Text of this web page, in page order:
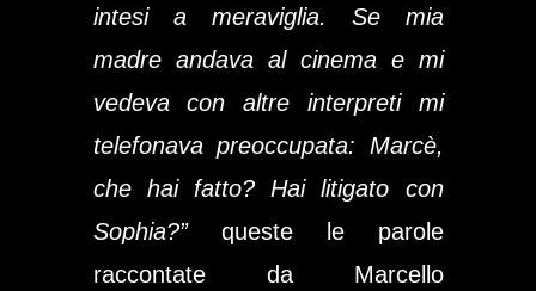
intesi a meraviglia. Se mia
madre andava al cinema e mi
vedeva con altre interpreti mi
telefonava preoccupata: Marcè,
che hai fatto? Hai litigato con
Sophia?” queste le parole
raccontate da Marcello